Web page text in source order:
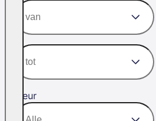
Kleur